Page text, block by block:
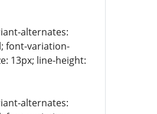
alternates:
font-variation-
13px; line-height:
alternates: